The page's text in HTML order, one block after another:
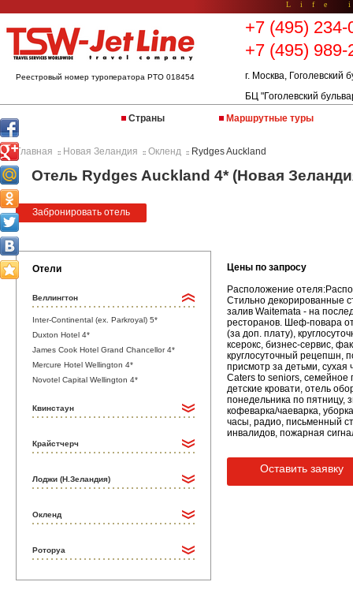
Life
Реестровый номер туроператора РТО 018454
+7 (495) 234-
+7 (495) 989-
г. Москва, Гоголевский
БЦ "Гоголевский
Страны
Маршрутные туры
Главная :: Новая Зеландия :: Окленд :: Rydges Auckland
Отель Rydges Auckland 4* (Новая
Забронировать отель
Отели
Веллингтон
Inter-Continental (ex. Parkroyal) 5*
Duxton Hotel 4*
James Cook Hotel Grand Chancellor 4*
Mercure Hotel Wellington 4*
Novotel Capital Wellington 4*
Квинстаун
Крайстчерч
Лоджи (Н.Зеландия)
Окленд
Роторуа
Цены по запросу
Расположение
Стильно декорированные
залив Waitemata - на
ресторанов. Шеф-повара
(за доп. плату),
ксерокс, бизнес-сервис,
круглосуточный рецепшн,
присмотр за детьми,
Caters to seniors, семейное
детские кровати, отель
понедельника по пятницу,
кофеварка/чаеварка,
часы, радио, письменный
инвалидов, пожарная
Оставить заявку